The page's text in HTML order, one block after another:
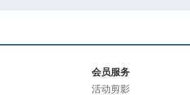
会员服务
活动剪影